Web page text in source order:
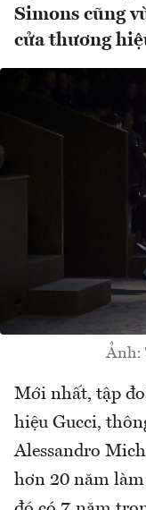
Simons cũng
cửa thương
Ảnh:
Mới nhất, tập
hiệu Gucci,
Alessandro
hơn 20 năm